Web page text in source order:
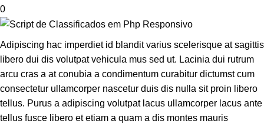
0
Adipiscing hac imperdiet id blandit varius scelerisque at sagittis
libero dui dis volutpat vehicula mus sed ut. Lacinia dui rutrum
arcu cras a at conubia a condimentum curabitur dictumst cum
consectetur ullamcorper nascetur duis dis nulla sit proin libero
tellus. Purus a adipiscing volutpat lacus ullamcorper lacus ante
tellus fusce libero et etiam a quam a dis montes mauris